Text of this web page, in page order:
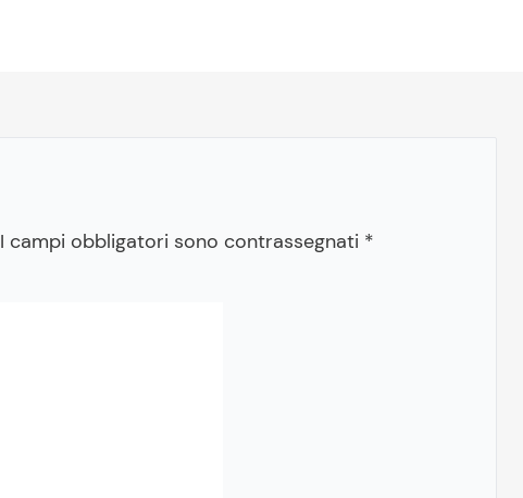
I campi obbligatori sono contrassegnati *